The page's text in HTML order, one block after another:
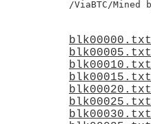
blk00000.txt
blk00005.txt
blk00010.txt
blk00015.txt
blk00020.txt
blk00025.txt
blk00030.txt